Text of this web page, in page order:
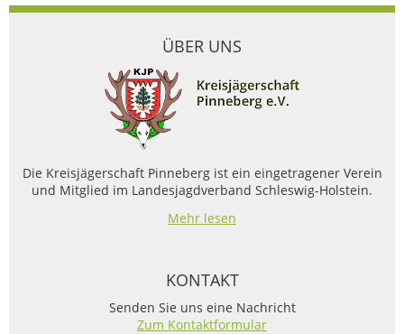
ÜBER UNS
Die Kreisjägerschaft Pinneberg ist ein eingetragener Verein
und Mitglied im Landesjagdverband Schleswig-Holstein.
Mehr lesen
KONTAKT
Senden Sie uns eine Nachricht
Zum Kontaktformular